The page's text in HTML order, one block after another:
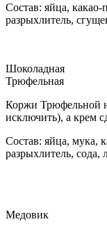
Состав: яйца,
разрыхлитель,
Шоколадная
Трюфельная
Коржи Трюфельной
исключить), а крем
Состав: яйца, мука,
разрыхлитель, сода,
Медовик